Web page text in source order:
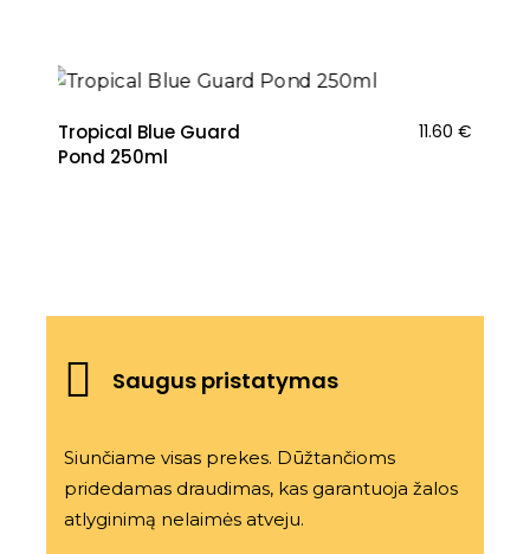
Tropical Blue Guard
Pond 250ml
11.60 €
Saugus pristatymas
Siunčiame visas prekes. Dūžtančioms
pridedamas draudimas, kas garantuoja žalos
atlyginimą nelaimės atveju.